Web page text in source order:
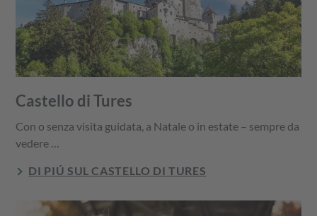
Castello di Tures
Con o senza visita guidata, a Natale o in estate – sempre da
vedere …
DI PIÚ SUL CASTELLO DI TURES